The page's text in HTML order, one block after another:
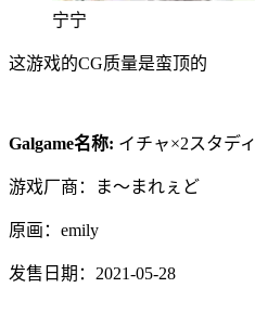
宁宁
这游戏的CG质量是蛮顶的
Galgame名称: イチャ×2スタディ
游戏厂商：ま～まれぇど
原画：emily
发售日期：2021-05-28